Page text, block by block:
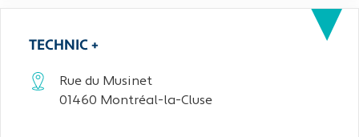
TECHNIC +
Rue du Musinet
01460 Montréal-la-Cluse